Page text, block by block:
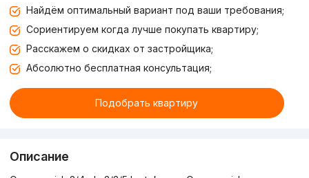
Найдём оптимальный вариант под ваши требования;
Сориентируем когда лучше покупать квартиру;
Расскажем о скидках от застройщика;
Абсолютно бесплатная консультация;
Подобрать квартиру
Описание